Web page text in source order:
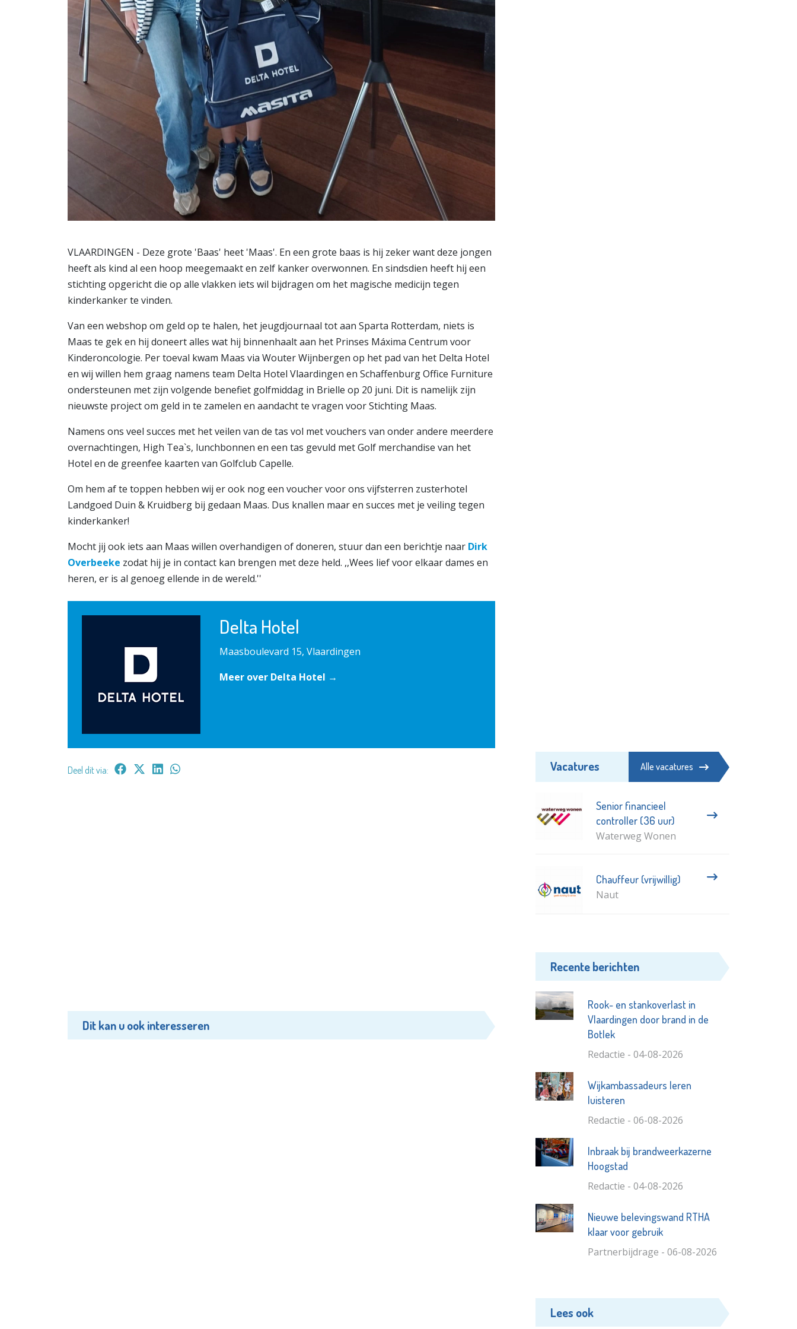
VLAARDINGEN - Deze grote 'Baas' heet 'Maas'. En een grote baas is hij zeker want deze jongen
heeft als kind al een hoop meegemaakt en zelf kanker overwonnen. En sindsdien heeft hij een
stichting opgericht die op alle vlakken iets wil bijdragen om het magische medicijn tegen
kinderkanker te vinden.
Van een webshop om geld op te halen, het jeugdjournaal tot aan Sparta Rotterdam, niets is
Maas te gek en hij doneert alles wat hij binnenhaalt aan het Prinses Máxima Centrum voor
Kinderoncologie. Per toeval kwam Maas via Wouter Wijnbergen op het pad van het Delta Hotel
en wij willen hem graag namens team Delta Hotel Vlaardingen en Schaffenburg Office Furniture
ondersteunen met zijn volgende benefiet golfmiddag in Brielle op 20 juni. Dit is namelijk zijn
nieuwste project om geld in te zamelen en aandacht te vragen voor Stichting Maas.
Namens ons veel succes met het veilen van de tas vol met vouchers van onder andere meerdere
overnachtingen, High Tea`s, lunchbonnen en een tas gevuld met Golf merchandise van het
Hotel en de greenfee kaarten van Golfclub Capelle.
Om hem af te toppen hebben wij er ook nog een voucher voor ons vijfsterren zusterhotel
Landgoed Duin & Kruidberg bij gedaan Maas. Dus knallen maar en succes met je veiling tegen
kinderkanker!
Mocht jij ook iets aan Maas willen overhandigen of doneren, stuur dan een berichtje naar Dirk
Overbeeke zodat hij je in contact kan brengen met deze held. ,,Wees lief voor elkaar dames en
heren, er is al genoeg ellende in de wereld.''
Delta Hotel
Maasboulevard 15, Vlaardingen
Meer over Delta Hotel →
Deel dit via:
Dit kan u ook interesseren
Vacatures Alle vacatures
Senior financieel
controller (36 uur)
Waterweg Wonen
Chauffeur (vrijwillig)
Naut
Recente berichten
Rook- en stankoverlast in
Vlaardingen door brand in de
Botlek
Redactie - 04-08-2026
Wijkambassadeurs leren
luisteren
Redactie - 06-08-2026
Inbraak bij brandweerkazerne
Hoogstad
Redactie - 04-08-2026
Nieuwe belevingswand RTHA
klaar voor gebruik
Partnerbijdrage - 06-08-2026
Lees ook